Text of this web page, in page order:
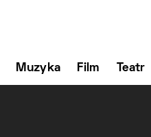
Muzyka Film Teatr